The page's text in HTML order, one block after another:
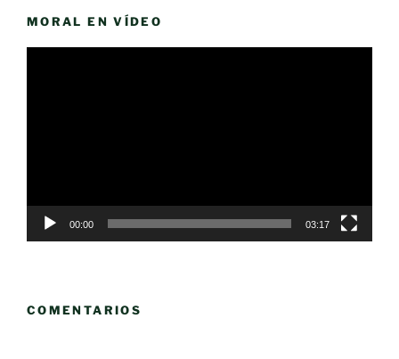
MORAL EN VÍDEO
00:00 03:17
COMENTARIOS